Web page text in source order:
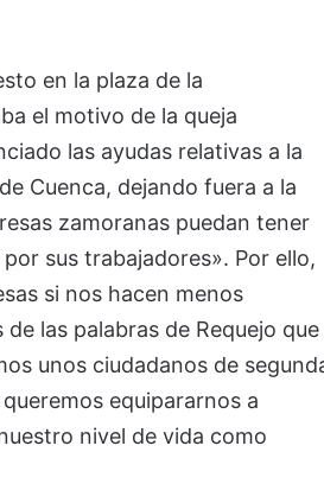
en la plaza de la
el motivo de la queja
las ayudas relativas a la
Cuenca, dejando fuera a la
zamoranas puedan tener
sus trabajadores». Por ello,
si nos hacen menos
las palabras de Requejo que
unos ciudadanos de
equipararnos a
nivel de vida como